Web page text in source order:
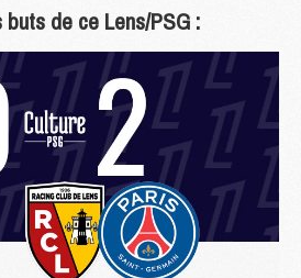
de ce Lens/PSG :